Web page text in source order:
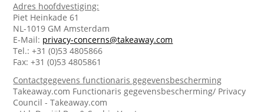
Adres hoofdvestiging:
Piet Heinkade 61
NL-1019 GM Amsterdam
E-Mail: privacy-concerns@takeaway.com
Tel.: +31 (0)53 4805866
Fax: +31 (0)53 4805861
Contactgegevens functionaris gegevensbescherming
Takeaway.com Functionaris gegevensbescherming/ Privacy
Council - Takeaway.com